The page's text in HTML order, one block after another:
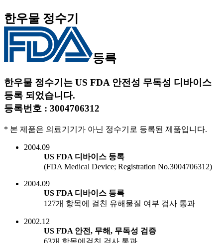
한우물 정수기
등록
한우물 정수기는 US FDA 안전성 무독성 디바이스
등록 되었습니다.
등록번호 : 3004706312
* 본 제품은 의료기기가 아닌 정수기로 등록된 제품입니다.
2004.09
US FDA 디바이스 등록
(FDA Medical Device; Registration No.3004706312)
2004.09
US FDA 디바이스 등록
127개 항목에 걸친 유해물질 여부 검사 통과
2002.12
US FDA 안전, 무해, 무독성 검증
63개 항목에걸친 검사 통과